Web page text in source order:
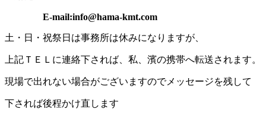
E-mail:info@hama-kmt.com
土・日・祝祭日は事務所は休みになりますが、
上記ＴＥＬに連絡下されば、私、濱の携帯へ転送されます。
現場で出れない場合がございますのでメッセージを残して
下されば後程かけ直します